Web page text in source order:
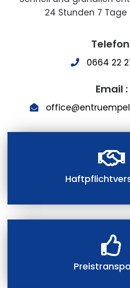
24 Stunden 7
0664 22
Email :